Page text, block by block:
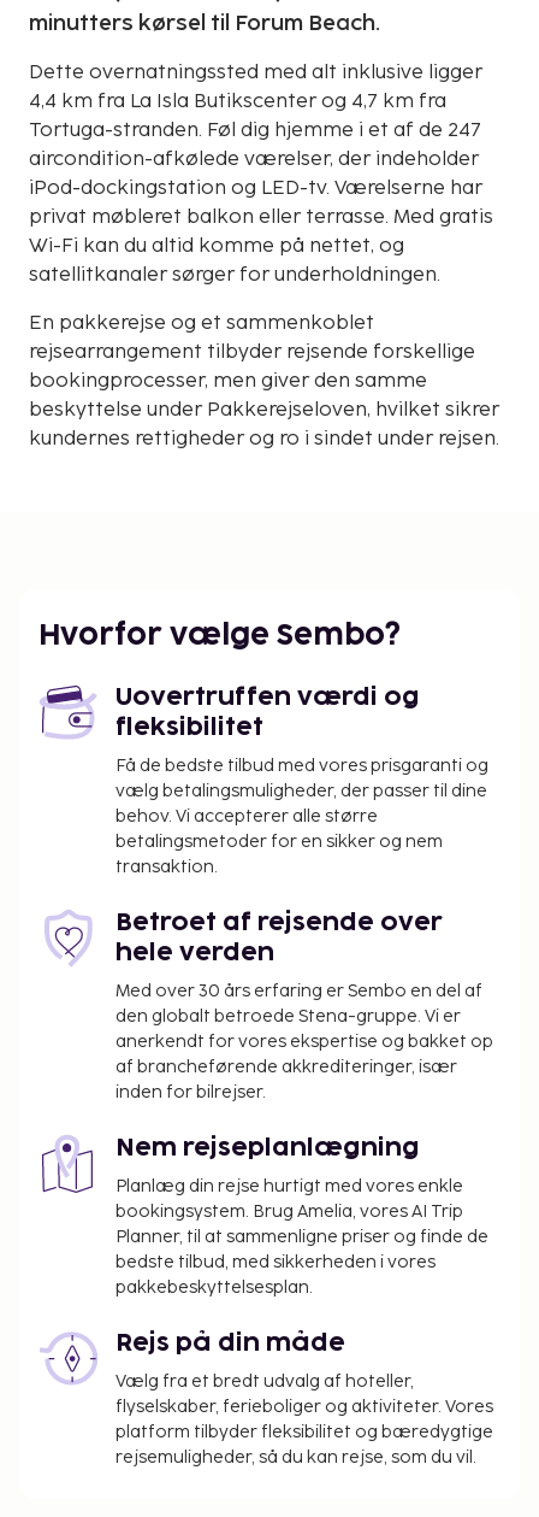
minutters kørsel til Forum Beach.
Dette overnatningssted med alt inklusive ligger
4,4 km fra La Isla Butikscenter og 4,7 km fra
Tortuga-stranden. Føl dig hjemme i et af de 247
aircondition-afkølede værelser, der indeholder
iPod-dockingstation og LED-tv. Værelserne har
privat møbleret balkon eller terrasse. Med gratis
Wi-Fi kan du altid komme på nettet, og
satellitkanaler sørger for underholdningen.
En pakkerejse og et sammenkoblet
rejsearrangement tilbyder rejsende forskellige
bookingprocesser, men giver den samme
beskyttelse under Pakkerejseloven, hvilket sikrer
kundernes rettigheder og ro i sindet under rejsen.
Hvorfor vælge Sembo?
Uovertruffen værdi og
fleksibilitet
Få de bedste tilbud med vores prisgaranti og
vælg betalingsmuligheder, der passer til dine
behov. Vi accepterer alle større
betalingsmetoder for en sikker og nem
transaktion.
Betroet af rejsende over
hele verden
Med over 30 års erfaring er Sembo en del af
den globalt betroede Stena-gruppe. Vi er
anerkendt for vores ekspertise og bakket op
af brancheførende akkrediteringer, især
inden for bilrejser.
Nem rejseplanlægning
Planlæg din rejse hurtigt med vores enkle
bookingsystem. Brug Amelia, vores AI Trip
Planner, til at sammenligne priser og finde de
bedste tilbud, med sikkerheden i vores
pakkebeskyttelsesplan.
Rejs på din måde
Vælg fra et bredt udvalg af hoteller,
flyselskaber, ferieboliger og aktiviteter. Vores
platform tilbyder fleksibilitet og bæredygtige
rejsemuligheder, så du kan rejse, som du vil.